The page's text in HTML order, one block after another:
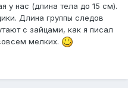
у нас (длина тела до 15 см).
Длина группы следов
с зайцами, как я писал
мелких.